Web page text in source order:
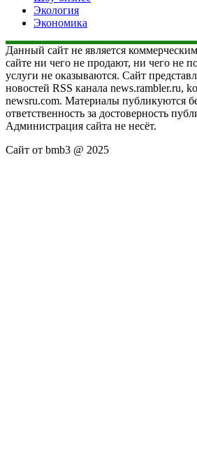
Экология
Экономика
Данный сайт не является
сайте ни чего не продают, ни чего не
услуги не оказываются. Сайт
новостей RSS канала news.rambler.ru,
newsru.com. Материалы публикуются
ответственность за достоверность
Администрация сайта не несёт.
Сайт от bmb3 @ 2025